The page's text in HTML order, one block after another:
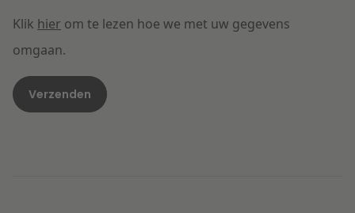
Klik hier om te lezen hoe we met uw gegevens
omgaan.